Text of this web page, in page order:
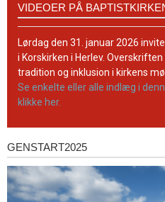
BaptistKirkens
YouTube-
kanal
VIDEOER PÅ
Lørdag den 31. januar 2026
i Korskirken i Herlev.
tradition og inklusion i kirkens
Se enkelte eller alle indlæg i
klikke her.
Genstart2025
GENSTART2025